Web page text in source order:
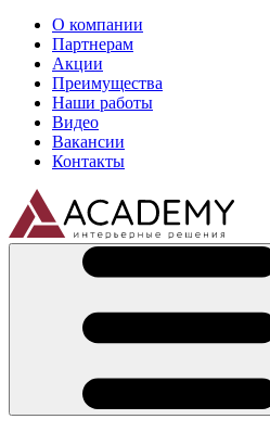
О компании
Партнерам
Акции
Преимущества
Наши работы
Видео
Вакансии
Контакты